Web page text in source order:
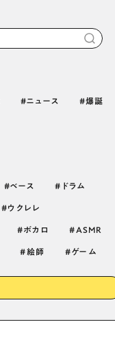
ニュース 爆誕
ベース ドラム
ウクレレ
ボカロ ASMR
絵師 ゲーム